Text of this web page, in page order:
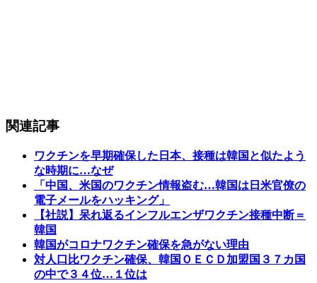
関連記事
ワクチンを早期確保した日本、接種は韓国と似たよう
な時期に…なぜ
「中国、米国のワクチン情報盗む…韓国は日米官僚の
電子メールをハッキング」
【社説】呆れ返るインフルエンザワクチン接種中断＝
韓国
韓国がコロナワクチン確保を急がない理由
対人口比ワクチン確保、韓国ＯＥＣＤ加盟国３７カ国
の中で３４位…１位は